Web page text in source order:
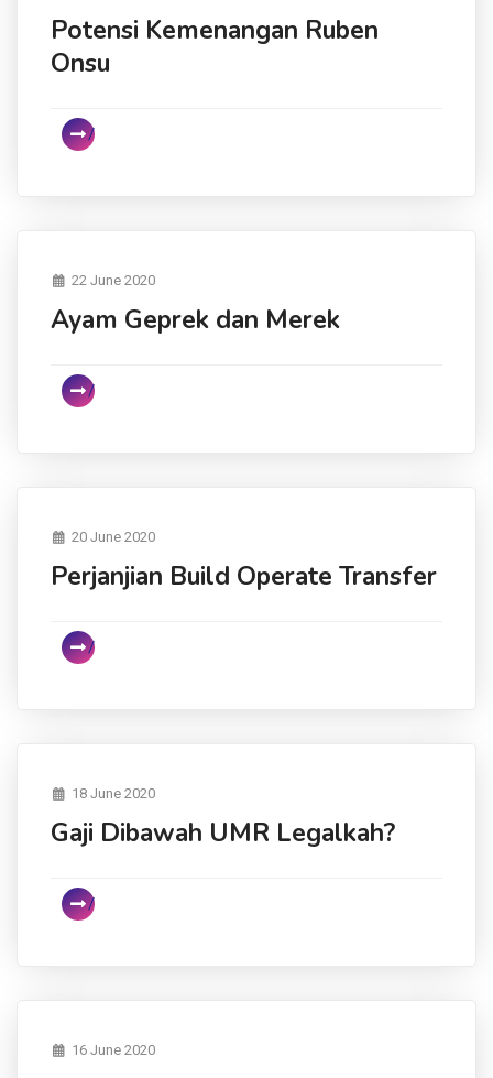
Potensi Kemenangan Ruben
Onsu
22 June 2020
Ayam Geprek dan Merek
20 June 2020
Perjanjian Build Operate Transfer
18 June 2020
Gaji Dibawah UMR Legalkah?
16 June 2020